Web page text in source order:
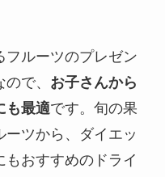
フルーツのプレゼン
で、 お子さんから
も最適です。旬の果
ツから、ダイエッ
もおすすめのドライ